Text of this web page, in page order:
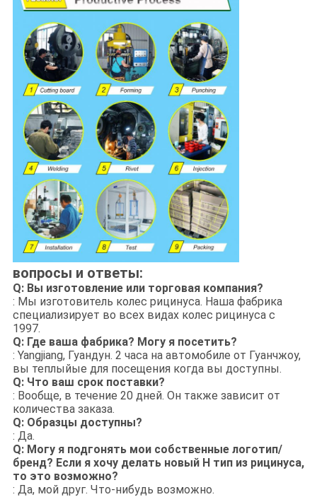
вопросы и ответы:
Q: Вы изготовление или торговая компания?
: Мы изготовитель колес рицинуса. Наша фабрика
специализирует во всех видах колес рицинуса с
1997.
Q: Где ваша фабрика? Могу я посетить?
: Yangjiang, Гуандун. 2 часа на автомобиле от Гуанчжоу,
вы теплыйые для посещения когда вы доступны.
Q: Что ваш срок поставки?
: Вообще, в течение 20 дней. Он также зависит от
количества заказа.
Q: Образцы доступны?
: Да.
Q: Могу я подгонять мои собственные логотип/
бренд? Если я хочу делать новый Н тип из рицинуса,
то это возможно?
: Да, мой друг. Что-нибудь возможно.